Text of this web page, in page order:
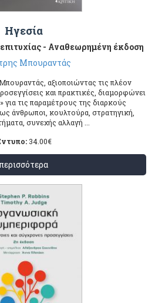
Ηγεσία
- Αναθεωρημένη έκδοση
Μπουραντάς
αξιοποιώντας τις πλέον
και πρακτικές, διαμορφώνει
για τις παραμέτρους της διαρκούς
άνθρωποι, κουλτούρα, στρατηγική,
συνεχής αλλαγή ...
34.00€
περισσότερα